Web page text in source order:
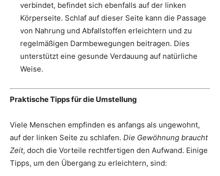
verbindet, befindet sich ebenfalls auf der linken
Körperseite. Schlaf auf dieser Seite kann die Passage
von Nahrung und Abfallstoffen erleichtern und zu
regelmäßigen Darmbewegungen beitragen. Dies
unterstützt eine gesunde Verdauung auf natürliche
Weise.
Praktische Tipps für die Umstellung
Viele Menschen empfinden es anfangs als ungewohnt,
auf der linken Seite zu schlafen. Die Gewöhnung braucht
Zeit, doch die Vorteile rechtfertigen den Aufwand. Einige
Tipps, um den Übergang zu erleichtern, sind: